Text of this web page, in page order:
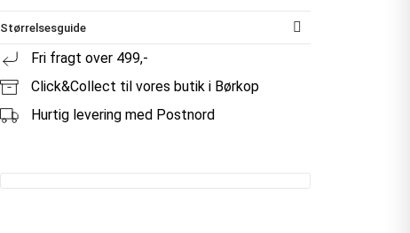
Størrelsesguide
Fri fragt over 499,-
Click&Collect til vores butik i Børkop
Hurtig levering med Postnord